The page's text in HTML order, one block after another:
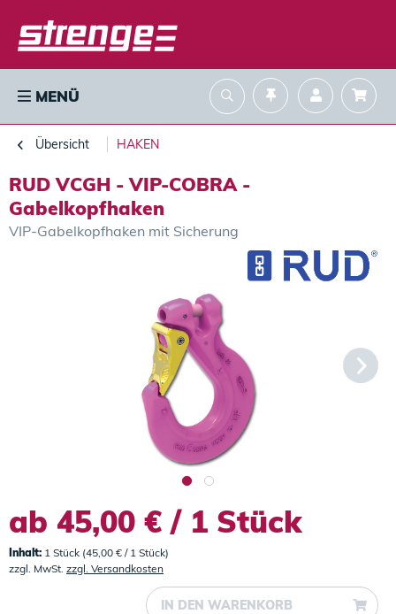
MENÜ
Übersicht HAKEN
RUD VCGH - VIP-COBRA -
Gabelkopfhaken
VIP-Gabelkopfhaken mit Sicherung
ab 45,00 € / 1 Stück
Inhalt: 1 Stück (45,00 € / 1 Stück)
zzgl. MwSt. zzgl. Versandkosten
IN DEN WARENKORB